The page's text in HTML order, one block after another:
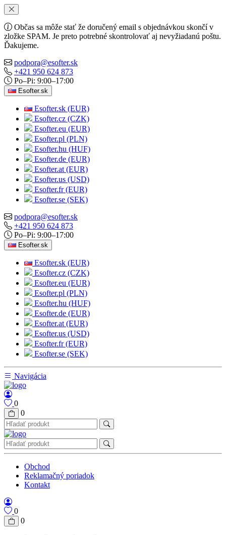
Občas sa môže stať že doručený email s objednávkou skončí v
zložke SPAM. Je preto potrebné skontrolovať aj nevyžiadanú poštu.
Ďakujeme.
podpora@esofter.sk
+421 950 624 873
Po–Pi: 9:00–17:00
Esofter.sk
Esofter.sk (EUR)
Esofter.cz (CZK)
Esofter.eu (EUR)
Esofter.pl (PLN)
Esofter.hu (HUF)
Esofter.de (EUR)
Esofter.at (EUR)
Esofter.us (USD)
Esofter.fr (EUR)
Esofter.se (SEK)
podpora@esofter.sk
+421 950 624 873
Po–Pi: 9:00–17:00
Esofter.sk
Esofter.sk (EUR)
Esofter.cz (CZK)
Esofter.eu (EUR)
Esofter.pl (PLN)
Esofter.hu (HUF)
Esofter.de (EUR)
Esofter.at (EUR)
Esofter.us (USD)
Esofter.fr (EUR)
Esofter.se (SEK)
Navigácia
0
0
Obchod
Reklamačný poriadok
Kontakt
0
0